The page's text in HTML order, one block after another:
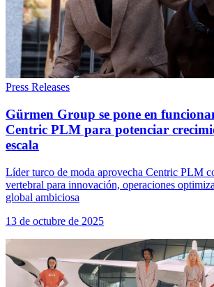
Press Releases
Gürmen Group se pone en
Centric PLM para potenciar
escala
Líder turco de moda aprovecha Centric PLM
vertebral para innovación, operaciones
global ambiciosa
13 de octubre de 2025